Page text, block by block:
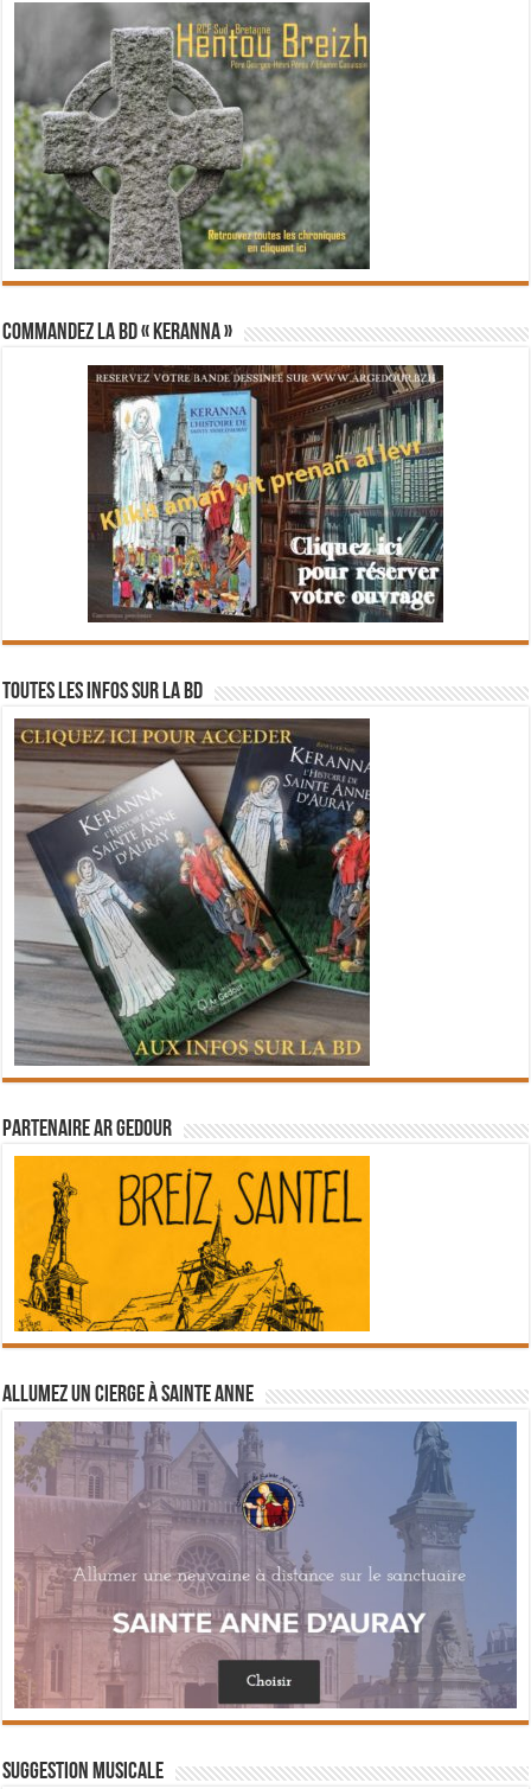
Commandez la BD « Keranna »
Toutes les infos sur la BD
Partenaire Ar Gedour
Allumez un cierge à Sainte Anne
Suggestion musicale